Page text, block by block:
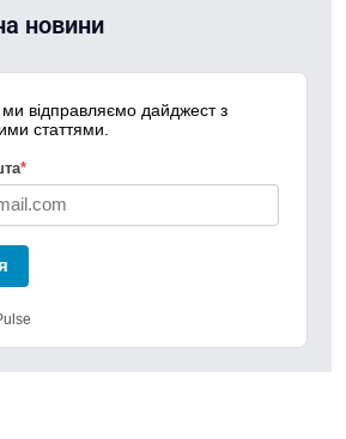
новини
відправляємо дайджест з
статтями.
*